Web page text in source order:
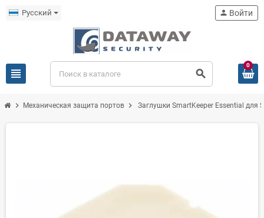
Русский
view_headline search
person Войти
0
chevron_right Механическая защита портов chevron_right Заглушки SmartKeeper Essential для